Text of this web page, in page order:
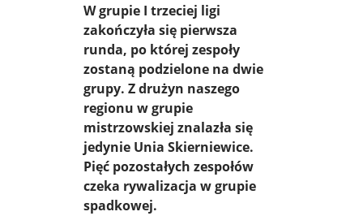
W grupie I trzeciej ligi
zakończyła się pierwsza
runda, po której zespoły
zostaną podzielone na dwie
grupy. Z drużyn naszego
regionu w grupie
mistrzowskiej znalazła się
jedynie Unia Skierniewice.
Pięć pozostałych zespołów
czeka rywalizacja w grupie
spadkowej.